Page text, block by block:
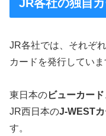
JR各社の独自カ
JR各社では、それぞ
カードを発行していま
東日本のビューカード
JR西日本のJ-WEST
す。